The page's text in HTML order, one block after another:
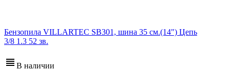
Бензопила VILLARTEC SB301, шина 35 см.(14") Цепь
3/8 1.3 52 зв.
В наличии